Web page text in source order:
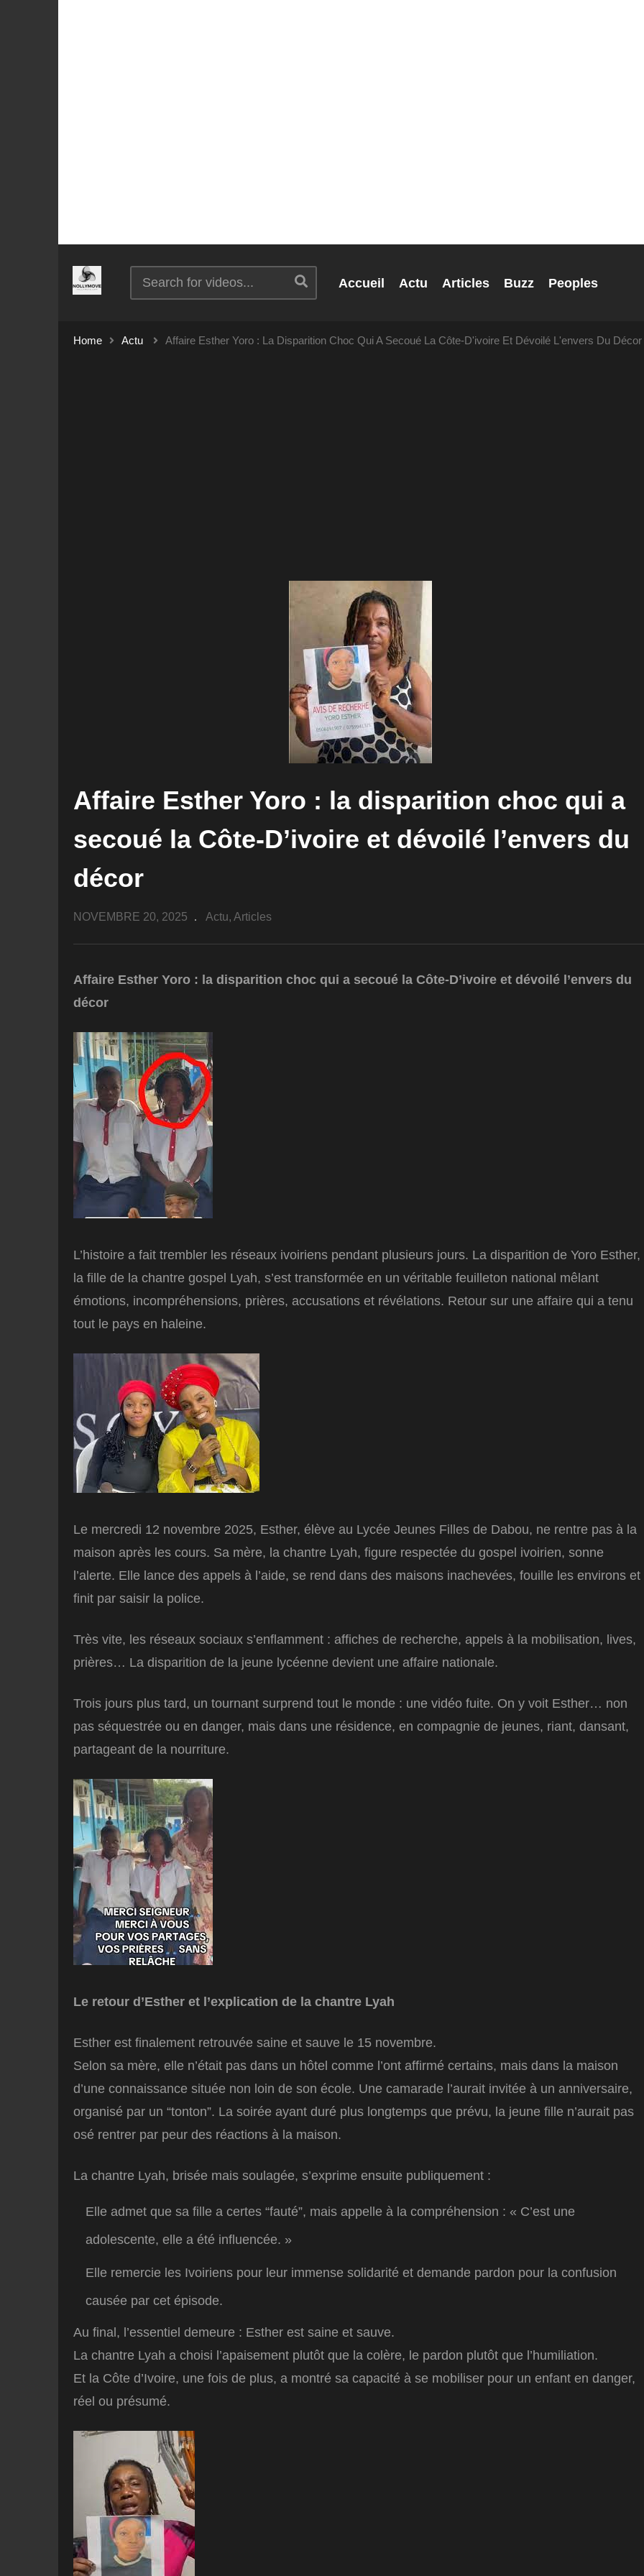
Accueil Actu Articles Buzz Peoples
Home Actu Affaire Esther Yoro : La Disparition Choc Qui A Secoué La Côte-D'ivoire Et Dévoilé L'envers Du Décor
Affaire Esther Yoro : la disparition choc qui a
secoué la Côte-D’ivoire et dévoilé l’envers du
décor
NOVEMBRE 20, 2025 Actu Articles
Affaire Esther Yoro : la disparition choc qui a secoué la Côte-D’ivoire et dévoilé l’envers du
décor
L’histoire a fait trembler les réseaux ivoiriens pendant plusieurs jours. La disparition de Yoro Esther,
la fille de la chantre gospel Lyah, s’est transformée en un véritable feuilleton national mêlant
émotions, incompréhensions, prières, accusations et révélations. Retour sur une affaire qui a tenu
tout le pays en haleine.
Le mercredi 12 novembre 2025, Esther, élève au Lycée Jeunes Filles de Dabou, ne rentre pas à la
maison après les cours. Sa mère, la chantre Lyah, figure respectée du gospel ivoirien, sonne
l’alerte. Elle lance des appels à l’aide, se rend dans des maisons inachevées, fouille les environs et
finit par saisir la police.
Très vite, les réseaux sociaux s’enflamment : affiches de recherche, appels à la mobilisation, lives,
prières… La disparition de la jeune lycéenne devient une affaire nationale.
Trois jours plus tard, un tournant surprend tout le monde : une vidéo fuite. On y voit Esther… non
pas séquestrée ou en danger, mais dans une résidence, en compagnie de jeunes, riant, dansant,
partageant de la nourriture.
Le retour d’Esther et l’explication de la chantre Lyah
Esther est finalement retrouvée saine et sauve le 15 novembre.
Selon sa mère, elle n’était pas dans un hôtel comme l’ont affirmé certains, mais dans la maison
d’une connaissance située non loin de son école. Une camarade l’aurait invitée à un anniversaire,
organisé par un “tonton”. La soirée ayant duré plus longtemps que prévu, la jeune fille n’aurait pas
osé rentrer par peur des réactions à la maison.
La chantre Lyah, brisée mais soulagée, s’exprime ensuite publiquement :
Elle admet que sa fille a certes “fauté”, mais appelle à la compréhension : « C’est une
adolescente, elle a été influencée. »
Elle remercie les Ivoiriens pour leur immense solidarité et demande pardon pour la confusion
causée par cet épisode.
Au final, l’essentiel demeure : Esther est saine et sauve.
La chantre Lyah a choisi l’apaisement plutôt que la colère, le pardon plutôt que l’humiliation.
Et la Côte d’Ivoire, une fois de plus, a montré sa capacité à se mobiliser pour un enfant en danger,
réel ou présumé.